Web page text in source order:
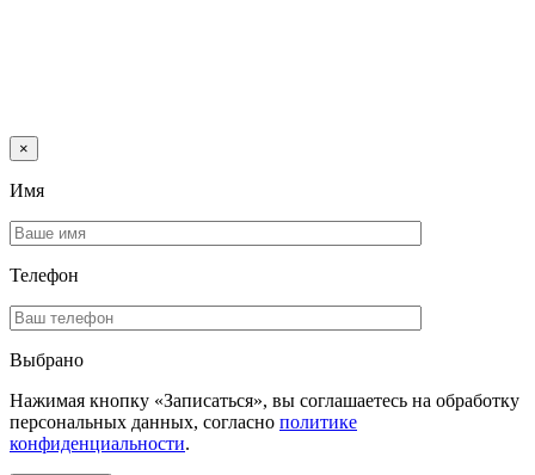
×
Имя
Телефон
Выбрано
Нажимая кнопку «Записаться», вы соглашаетесь на обработку
персональных данных, согласно политике
конфиденциальности.